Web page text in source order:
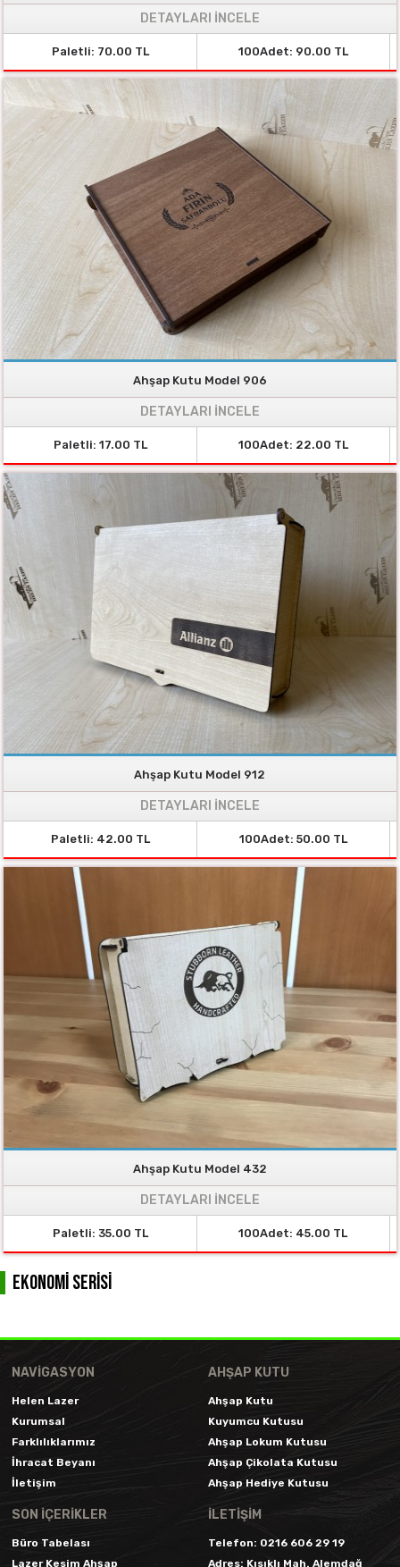
DETAYLARI İNCELE
Paletli: 70.00 TL 100Adet: 90.00 TL
Ahşap Kutu Model 906
DETAYLARI İNCELE
Paletli: 17.00 TL 100Adet: 22.00 TL
Ahşap Kutu Model 912
DETAYLARI İNCELE
Paletli: 42.00 TL 100Adet: 50.00 TL
Ahşap Kutu Model 432
DETAYLARI İNCELE
Paletli: 35.00 TL 100Adet: 45.00 TL
Ekonomi Serisi
NAVIGASYON
Helen Lazer
Kurumsal
Farklılıklarımız
İhracat Beyanı
İletişim
AHŞAP KUTU
Ahşap Kutu
Kuyumcu Kutusu
Ahşap Lokum Kutusu
Ahşap Çikolata Kutusu
Ahşap Hediye Kutusu
SON İÇERIKLER
Büro Tabelası
Lazer Kesim Ahşap
İLETİŞİM
Telefon: 0216 606 29 19
Adres: Kısıklı Mah. Alemdağ